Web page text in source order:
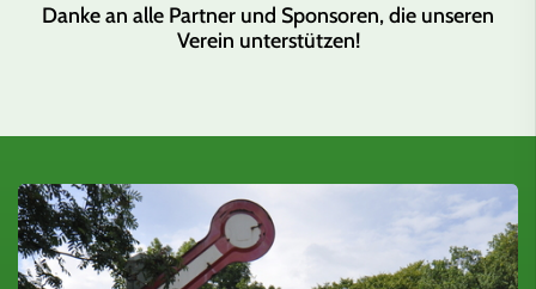
Danke an alle Partner und Sponsoren, die unseren
Verein unterstützen!